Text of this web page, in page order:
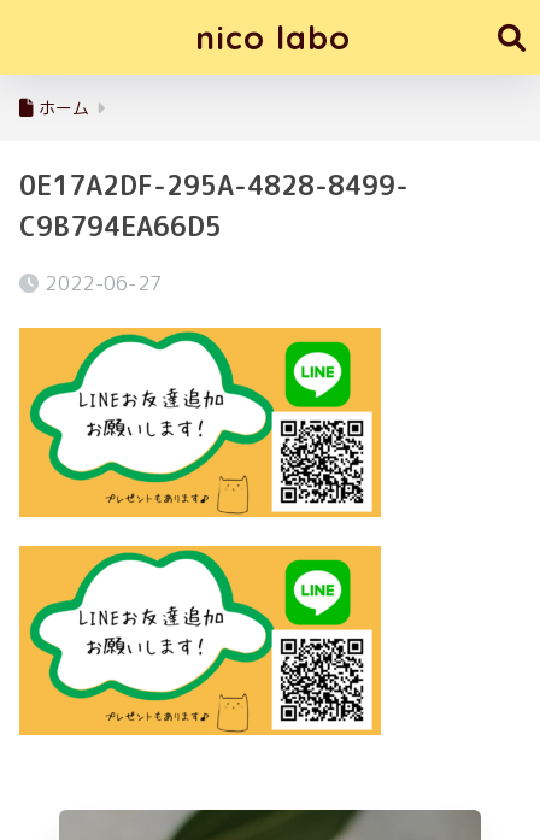
nico labo
ホーム
0E17A2DF-295A-4828-8499-
C9B794EA66D5
2022-06-27